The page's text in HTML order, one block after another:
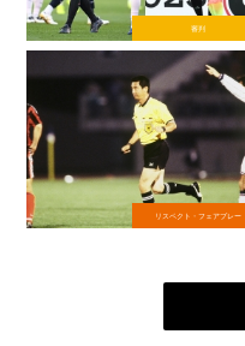
審判
リスペクト・フェアプレー